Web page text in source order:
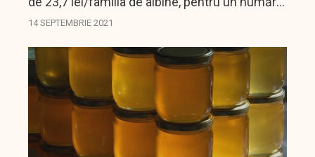
de 2.246.866 familii de albine, pentru
hidrometeorologice nefavorabile...
14 SEPTEMBRIE 2021